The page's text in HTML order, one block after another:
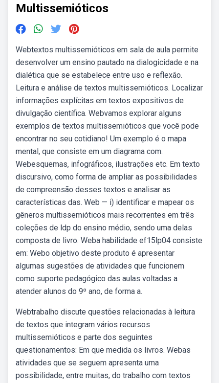
Multissemióticos
Webtextos multissemióticos em sala de aula permite
desenvolver um ensino pautado na dialogicidade e na
dialética que se estabelece entre uso e reflexão.
Leitura e análise de textos multissemióticos. Localizar
informações explícitas em textos expositivos de
divulgação científica. Webvamos explorar alguns
exemplos de textos multissemióticos que você pode
encontrar no seu cotidiano! Um exemplo é o mapa
mental, que consiste em um diagrama com.
Webesquemas, infográficos, ilustrações etc. Em texto
discursivo, como forma de ampliar as possibilidades
de compreensão desses textos e analisar as
características das. Web — i) identificar e mapear os
gêneros multissemióticos mais recorrentes em três
coleções de ldp do ensino médio, sendo uma delas
composta de livro. Weba habilidade ef15lp04 consiste
em: Webo objetivo deste produto é apresentar
algumas sugestões de atividades que funcionem
como suporte pedagógico das aulas voltadas a
atender alunos do 9º ano, de forma a.
Webtrabalho discute questões relacionadas à leitura
de textos que integram vários recursos
multissemióticos e parte dos seguintes
questionamentos: Em que medida os livros. Webas
atividades que se seguem apresenta uma
possibilidade, entre muitas, do trabalho com textos